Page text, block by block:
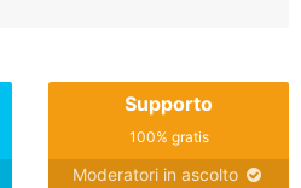
Supporto
100% gratis
Moderatori in ascolto